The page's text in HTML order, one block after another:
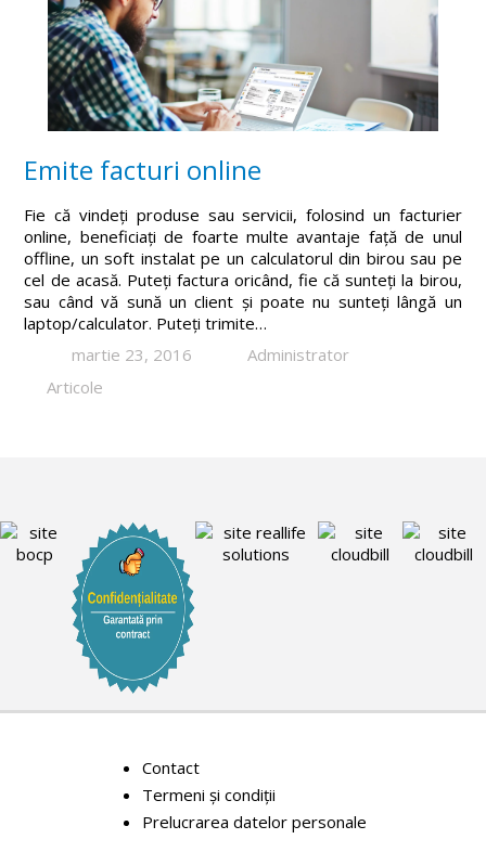
Emite facturi online
Fie că vindeți produse sau servicii, folosind un facturier
online, beneficiați de foarte multe avantaje față de unul
offline, un soft instalat pe un calculatorul din birou sau pe
cel de acasă. Puteți factura oricând, fie că sunteți la birou,
sau când vă sună un client și poate nu sunteți lângă un
laptop/calculator. Puteți trimite…
martie 23, 2016
Administrator
Articole
Contact
Termeni și condiții
Prelucrarea datelor personale